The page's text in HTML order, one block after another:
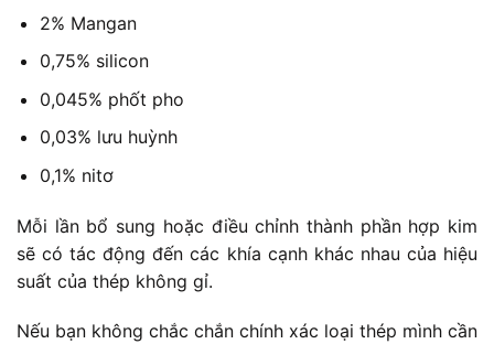
2% Mangan
0,75% silicon
0,045% phốt pho
0,03% lưu huỳnh
0,1% nitơ
Mỗi lần bổ sung hoặc điều chỉnh thành phần hợp kim
sẽ có tác động đến các khía cạnh khác nhau của hiệu
suất của thép không gỉ.
Nếu bạn không chắc chắn chính xác loại thép mình cần